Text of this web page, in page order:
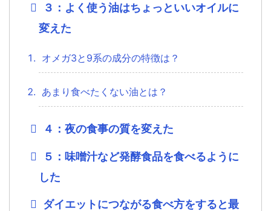
３：よく使う油はちょっといいオイルに
変えた
オメガ3と9系の成分の特徴は？
あまり食べたくない油とは？
４：夜の食事の質を変えた
５：味噌汁など発酵食品を食べるように
した
ダイエットにつながる食べ方をすると最